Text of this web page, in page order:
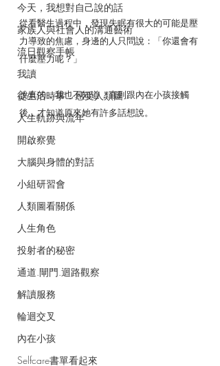
今天，我想對自己說的話
家族人與社會人的溝通藝術
流日觀察手帳
我讀
從生活時事．感受人類圖
人生軌跡與流年
開啟察覺
大腦與身體的對話
小組研習會
人類圖看關係
人生角色
投射者的秘密
通道.閘門.迴路觀察
解讀服務
輪迴交叉
內在小孩
Selfcare書單看起來
從看醫生過程中，發現失眠有很大的可能是壓
力導致的焦慮，身邊的人只問說：「你還會有
什麼壓力呢？」
說真的，我也不知道，直到跟內在小孩接觸
後，才知道原來她有許多話想說。